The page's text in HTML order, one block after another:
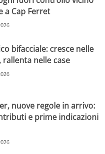
a Cap Ferret
bifacciale: cresce nelle
rallenta nelle case
nuove regole in arrivo:
e prime indicazioni